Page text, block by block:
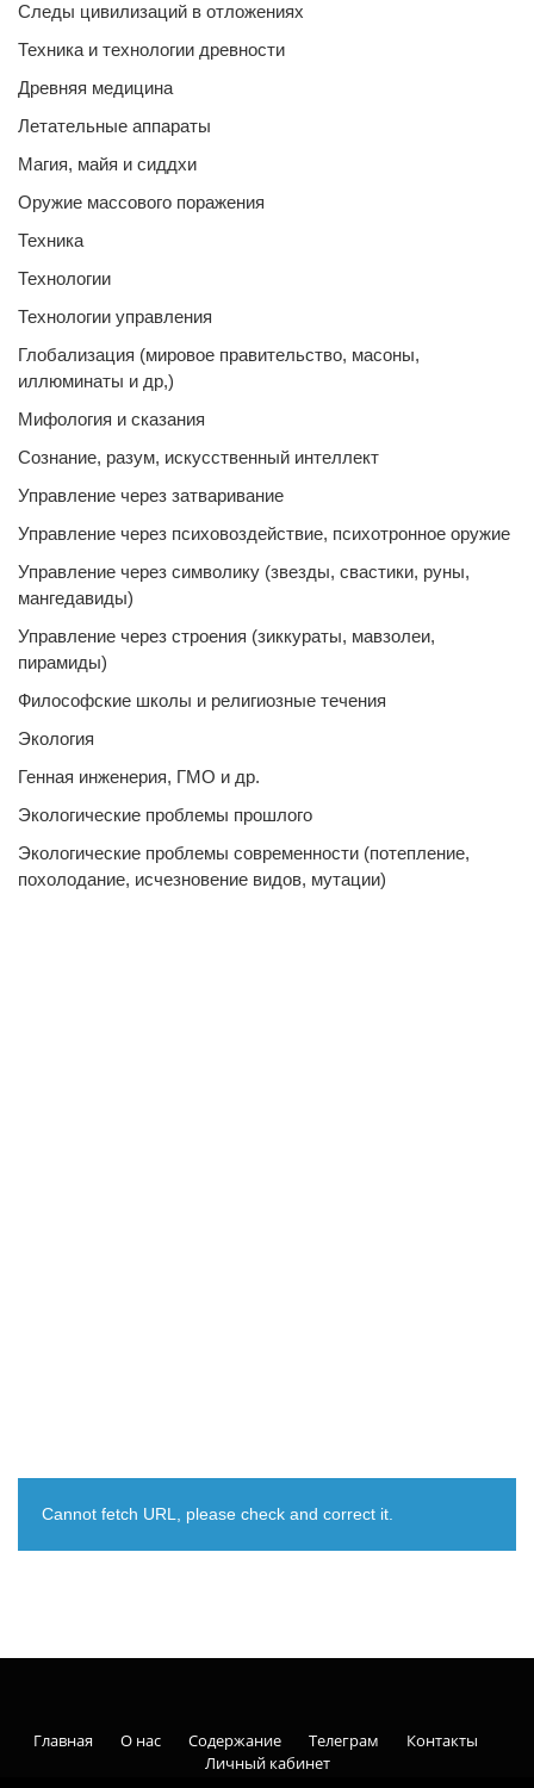
Следы цивилизаций в отложениях
Техника и технологии древности
Древняя медицина
Летательные аппараты
Магия, майя и сиддхи
Оружие массового поражения
Техника
Технологии
Технологии управления
Глобализация (мировое правительство, масоны,
иллюминаты и др,)
Мифология и сказания
Сознание, разум, искусственный интеллект
Управление через затваривание
Управление через психовоздействие, психотронное оружие
Управление через символику (звезды, свастики, руны,
мангедавиды)
Управление через строения (зиккураты, мавзолеи,
пирамиды)
Философские школы и религиозные течения
Экология
Генная инженерия, ГМО и др.
Экологические проблемы прошлого
Экологические проблемы современности (потепление,
похолодание, исчезновение видов, мутации)
Cannot fetch URL, please check and correct it.
Главная О нас Содержание Телеграм
Контакты
Личный кабинет